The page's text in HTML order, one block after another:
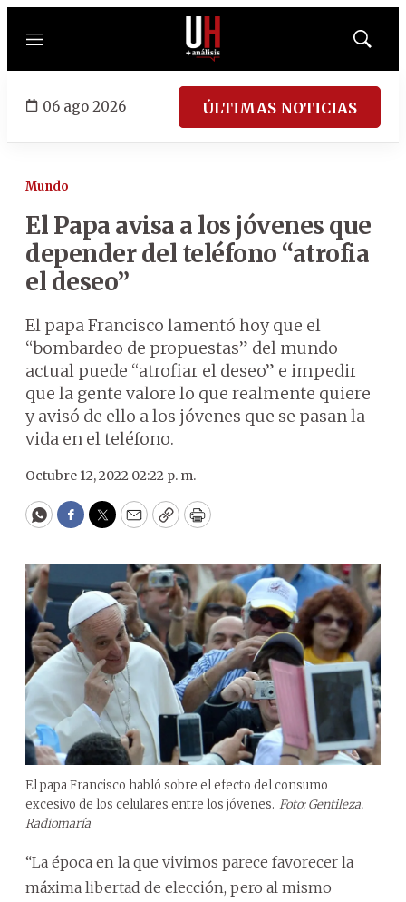
Menú
Mostrar
06 ago 2026 ÚLTIMAS NOTICIAS
Mundo
El Papa avisa a los jóvenes que
depender del teléfono “atrofia
el deseo”
El papa Francisco lamentó hoy que el
“bombardeo de propuestas” del mundo
actual puede “atrofiar el deseo” e impedir
que la gente valore lo que realmente quiere
y avisó de ello a los jóvenes que se pasan la
vida en el teléfono.
Octubre 12, 2022 02:22 p. m.
WhatsApp
Facebook
Twitter
EmailCopyPrint
El papa Francisco habló sobre el efecto del consumo
excesivo de los celulares entre los jóvenes. Foto: Gentileza.
Radiomaría
“La época en la que vivimos parece favorecer la
máxima libertad de elección, pero al mismo